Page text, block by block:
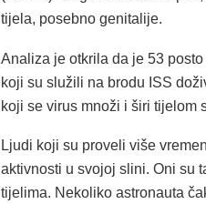
tijela, posebno genitalije.
Analiza je otkrila da je 53
koji su služili na brodu ISS
koji se virus množi i širi tijelom
Ljudi koji su proveli više
aktivnosti u svojoj slini. Oni su
tijelima. Nekoliko astronauta